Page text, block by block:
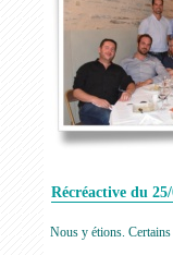
Récréactive du
Nous y étions.